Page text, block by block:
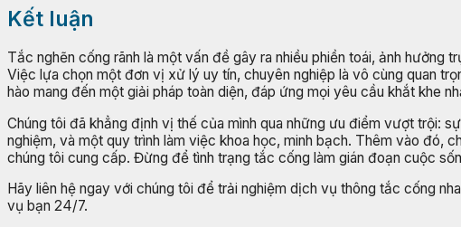
Kết luận
Tắc nghẽn cống rãnh là một vấn đề gây ra nhiều phiền toái, ảnh
Việc lựa chọn một đơn vị xử lý uy tín, chuyên nghiệp là vô cùng quan
hào mang đến một giải pháp toàn diện, đáp ứng mọi yêu cầu khắt khe
Chúng tôi đã khẳng định vị thế của mình qua những ưu điểm vượt trội:
nghiệm, và một quy trình làm việc khoa học, minh bạch. Thêm vào đó,
chúng tôi cung cấp. Đừng để tình trạng tắc cống làm gián đoạn cuộc
Hãy liên hệ ngay với chúng tôi để trải nghiệm dịch vụ thông tắc cống
vụ bạn 24/7.